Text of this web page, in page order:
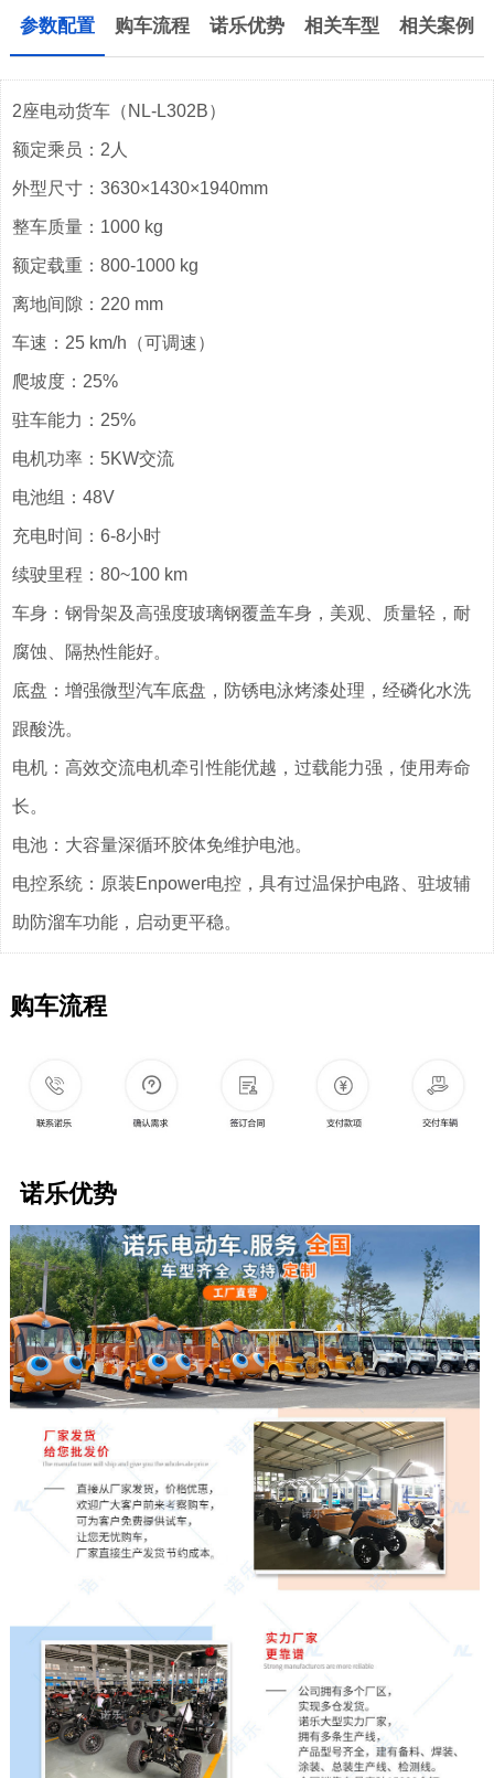
参数配置 购车流程 诺乐优势 相关车型 相关案例
2座电动货车（NL-L302B）
额定乘员：2人
外型尺寸：3630×1430×1940mm
整车质量：1000 kg
额定载重：800-1000 kg
离地间隙：220 mm
车速：25 km/h（可调速）
爬坡度：25%
驻车能力：25%
电机功率：5KW交流
电池组：48V
充电时间：6-8小时
续驶里程：80~100 km
车身：钢骨架及高强度玻璃钢覆盖车身，美观、质量轻，耐
腐蚀、隔热性能好。
底盘：增强微型汽车底盘，防锈电泳烤漆处理，经磷化水洗
跟酸洗。
电机：高效交流电机牵引性能优越，过载能力强，使用寿命
长。
电池：大容量深循环胶体免维护电池。
电控系统：原装Enpower电控，具有过温保护电路、驻坡辅
助防溜车功能，启动更平稳。
购车流程
诺乐优势